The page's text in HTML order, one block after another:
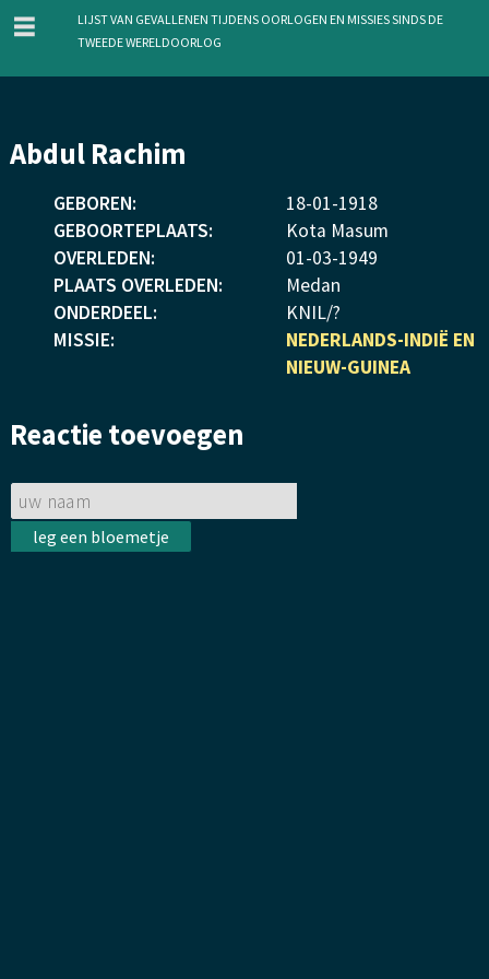
en
inhoud
menu
Lijst van gevallenen tijdens oorlogen en missies sinds de
Tweede Wereldoorlog
Abdul Rachim
GEBOREN: 18-01-1918
GEBOORTEPLAATS:
Kota Masum
OVERLEDEN:
01-03-1949
PLAATS OVERLEDEN:
Medan
ONDERDEEL:
KNIL/?
MISSIE:
NEDERLANDS-INDIË EN
NIEUW-GUINEA
Reactie toevoegen